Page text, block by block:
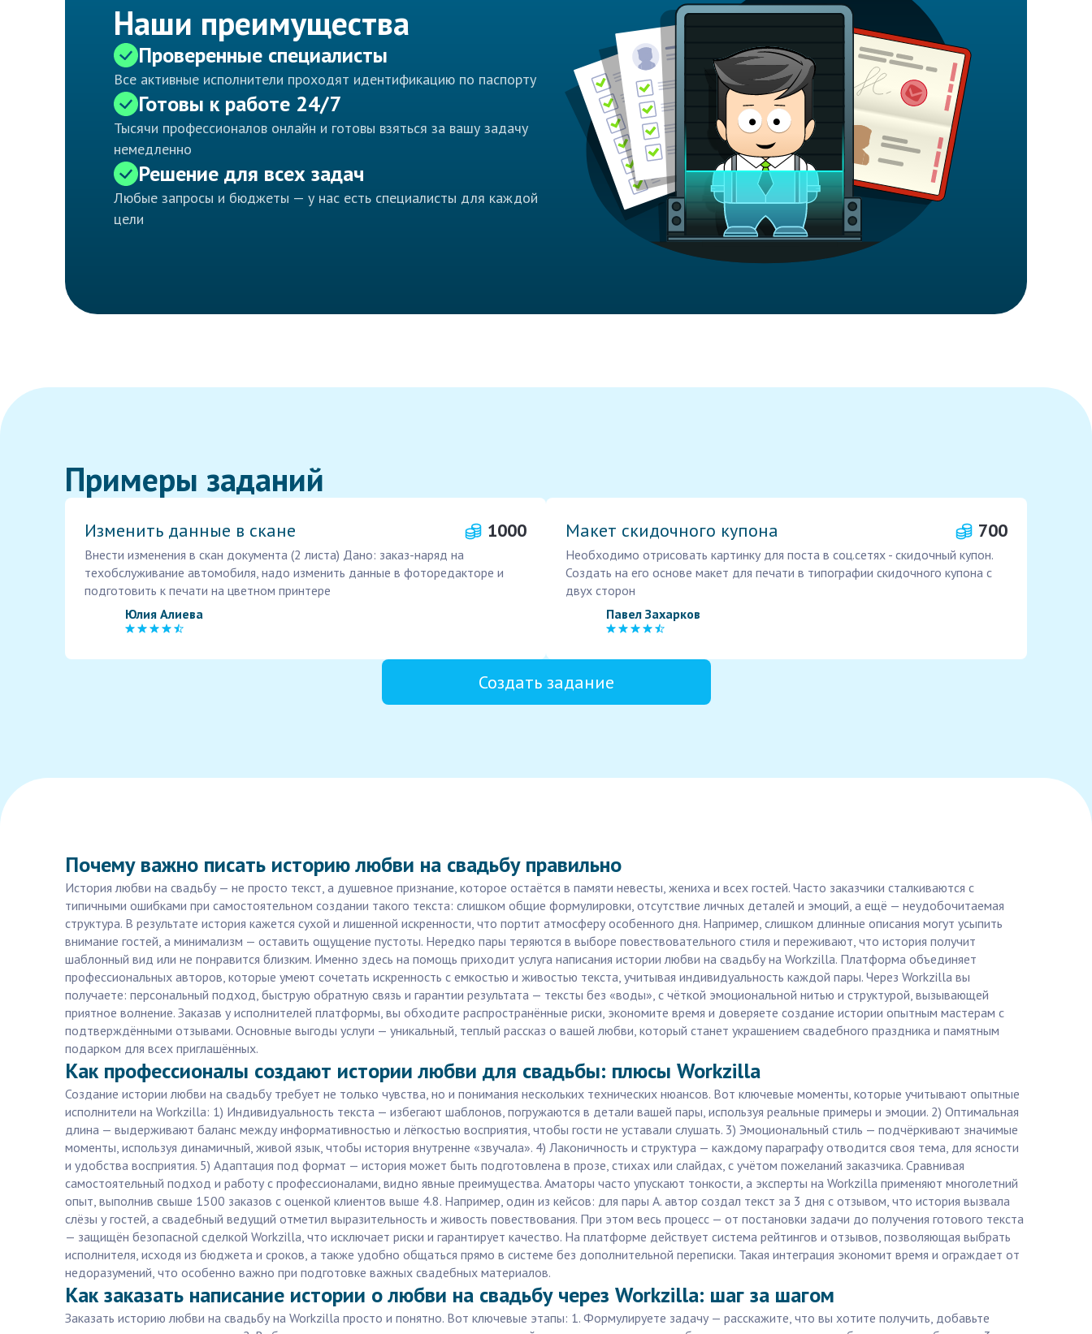
Наши преимущества
Проверенные специалисты
Все активные исполнители проходят идентификацию по паспорту
Готовы к работе 24/7
Тысячи профессионалов онлайн и готовы взяться за вашу задачу
немедленно
Решение для всех задач
Любые запросы и бюджеты — у нас есть специалисты для каждой
цели
Примеры заданий
Изменить данные в скане 1000
Внести изменения в скан документа (2 листа) Дано: заказ-наряд на
техобслуживание автомобиля, надо изменить данные в фоторедакторе и
подготовить к печати на цветном принтере
Юлия Алиева
Макет скидочного купона 700
Необходимо отрисовать картинку для поста в соц.сетях - скидочный купон.
Создать на его основе макет для печати в типографии скидочного купона с
двух сторон
Павел Захарков
Создать задание
Почему важно писать историю любви на свадьбу правильно
История любви на свадьбу — не просто текст, а душевное признание, которое остаётся в памяти невесты, жениха и всех гостей. Часто заказчики сталкиваются с
типичными ошибками при самостоятельном создании такого текста: слишком общие формулировки, отсутствие личных деталей и эмоций, а ещё — неудобочитаемая
структура. В результате история кажется сухой и лишенной искренности, что портит атмосферу особенного дня. Например, слишком длинные описания могут усыпить
внимание гостей, а минимализм — оставить ощущение пустоты. Нередко пары теряются в выборе повествовательного стиля и переживают, что история получит
шаблонный вид или не понравится близким. Именно здесь на помощь приходит услуга написания истории любви на свадьбу на Workzilla. Платформа объединяет
профессиональных авторов, которые умеют сочетать искренность с емкостью и живостью текста, учитывая индивидуальность каждой пары. Через Workzilla вы
получаете: персональный подход, быструю обратную связь и гарантии результата — тексты без «воды», с чёткой эмоциональной нитью и структурой, вызывающей
приятное волнение. Заказав у исполнителей платформы, вы обходите распространённые риски, экономите время и доверяете создание истории опытным мастерам с
подтверждёнными отзывами. Основные выгоды услуги — уникальный, теплый рассказ о вашей любви, который станет украшением свадебного праздника и памятным
подарком для всех приглашённых.
Как профессионалы создают истории любви для свадьбы: плюсы Workzilla
Создание истории любви на свадьбу требует не только чувства, но и понимания нескольких технических нюансов. Вот ключевые моменты, которые учитывают опытные
исполнители на Workzilla: 1) Индивидуальность текста — избегают шаблонов, погружаются в детали вашей пары, используя реальные примеры и эмоции. 2) Оптимальная
длина — выдерживают баланс между информативностью и лёгкостью восприятия, чтобы гости не уставали слушать. 3) Эмоциональный стиль — подчёркивают значимые
моменты, используя динамичный, живой язык, чтобы история внутренне «звучала». 4) Лаконичность и структура — каждому параграфу отводится своя тема, для ясности
и удобства восприятия. 5) Адаптация под формат — история может быть подготовлена в прозе, стихах или слайдах, с учётом пожеланий заказчика. Сравнивая
самостоятельный подход и работу с профессионалами, видно явные преимущества. Аматоры часто упускают тонкости, а эксперты на Workzilla применяют многолетний
опыт, выполнив свыше 1500 заказов с оценкой клиентов выше 4.8. Например, один из кейсов: для пары А. автор создал текст за 3 дня с отзывом, что история вызвала
слёзы у гостей, а свадебный ведущий отметил выразительность и живость повествования. При этом весь процесс — от постановки задачи до получения готового текста
— защищён безопасной сделкой Workzilla, что исключает риски и гарантирует качество. На платформе действует система рейтингов и отзывов, позволяющая выбрать
исполнителя, исходя из бюджета и сроков, а также удобно общаться прямо в системе без дополнительной переписки. Такая интеграция экономит время и ограждает от
недоразумений, что особенно важно при подготовке важных свадебных материалов.
Как заказать написание истории о любви на свадьбу через Workzilla: шаг за шагом
Заказать историю любви на свадьбу на Workzilla просто и понятно. Вот ключевые этапы: 1. Формулируете задачу — расскажите, что вы хотите получить, добавьте